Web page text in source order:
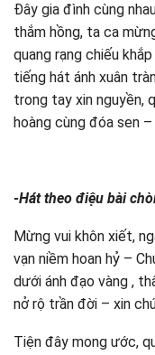
Đây gia đình cùng
thắm hồng, ta ca
quang rạng chiếu
tiếng hát ánh xuân
trong tay xin nguyền,
hoàng cùng đóa sen –
-Hát theo điệu bài
Mừng vui khôn xiết,
vạn niềm hoan hỷ –
dưới ánh đạo vàng ,
nở rộ trần đời – xin
Tiện đây mong ước,